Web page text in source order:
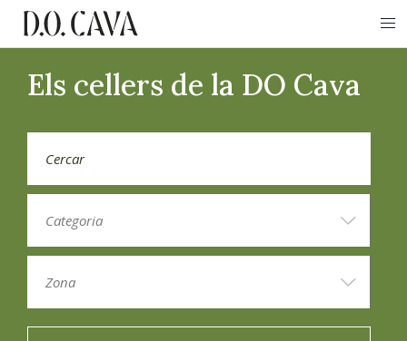
Els cellers de la DO Cava